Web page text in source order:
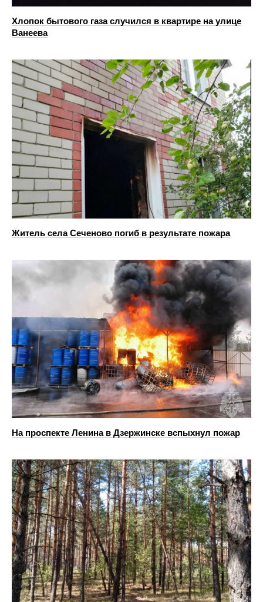
Хлопок бытового газа случился в квартире на улице
Ванеева
Житель села Сеченово погиб в результате пожара
На проспекте Ленина в Дзержинске вспыхнул пожар